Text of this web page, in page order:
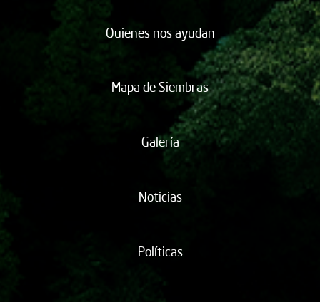
Quienes nos ayudan
Mapa de Siembras
Galería
Noticias
Políticas